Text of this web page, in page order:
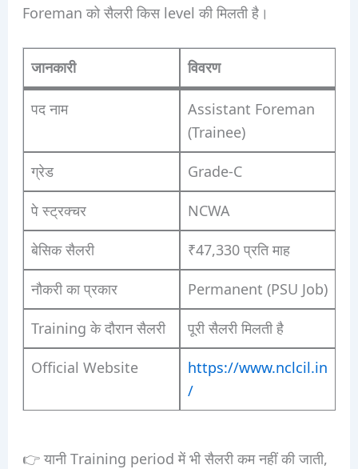
Foreman को सैलरी किस level की मिलती है।
जानकारी विवरण
पद नाम
Assistant Foreman
(Trainee)
ग्रेड Grade-C
पे स्ट्रक्चर NCWA
बेसिक सैलरी ₹47,330 प्रति माह
नौकरी का प्रकार Permanent (PSU Job)
Training के दौरान सैलरी पूरी सैलरी मिलती है
Official Website
https://www.nclcil.in
/
👉 यानी Training period में भी सैलरी कम नहीं की जाती,